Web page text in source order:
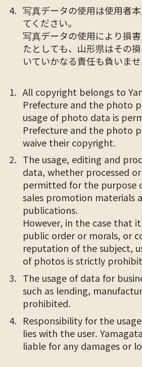
写真データの使用は使用者
てください。
写真データの使用により損
たとしても、山形県はその
いていかなる責任も負いませ
All copyright belongs to
Prefecture and the photo
usage of photo data is
Prefecture and the photo
waive their copyright.
The usage, editing and
data, whether processed or
permitted for the purpose
sales promotion materials
publications.
However, in the case that
public order or morals, or
reputation of the subject,
of photos is strictly
The usage of data for
such as lending,
prohibited.
Responsibility for the
lies with the user.
liable for any damages or